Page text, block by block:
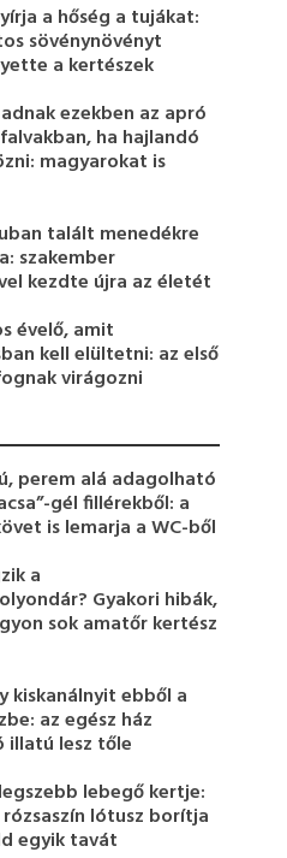
a hőség a tujákat:
sövénynövényt
a kertészek
ezekben az apró
ha hajlandó
magyarokat is
talált menedékre
szakember
kezdte újra az életét
évelő, amit
kell elültetni: az első
virágozni
perem alá adagolható
gél fillérekből: a
is lemarja a WC-ből
a
Gyakori hibák,
sok amatőr kertész
kiskanálnyit ebből a
az egész ház
illatú lesz tőle
lebegő kertje:
lótusz borítja
egyik tavát